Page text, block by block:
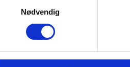
Nødvendig